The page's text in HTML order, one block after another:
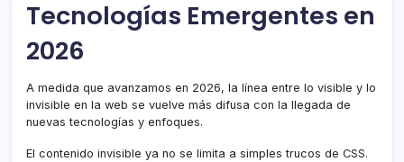
Tecnologías Emergentes en
2026
A medida que avanzamos en 2026, la línea entre lo visible y lo
invisible en la web se vuelve más difusa con la llegada de
nuevas tecnologías y enfoques.
El contenido invisible ya no se limita a simples trucos de CSS.